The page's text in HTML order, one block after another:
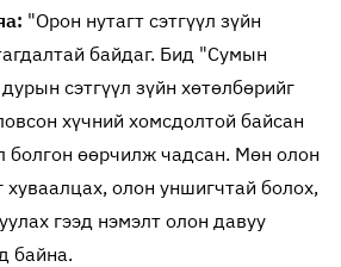
"Орон нутагт сэтгүүл зүйн
байдаг. Бид "Сумын
сэтгүүл зүйн хөтөлбөрийг
хүчний хомсдолтой байсан
болгон өөрчилж чадсан. Мөн олон
хуваалцах, олон уншигчтай болох,
гээд нэмэлт олон давуу
байна.